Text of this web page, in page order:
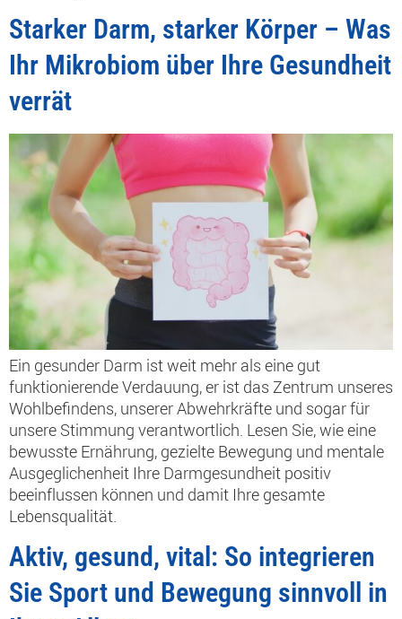
Starker Darm, starker Körper – Was
Ihr Mikrobiom über Ihre Gesundheit
verrät
Ein gesunder Darm ist weit mehr als eine gut
funktionierende Verdauung, er ist das Zentrum unseres
Wohlbefindens, unserer Abwehrkräfte und sogar für
unsere Stimmung verantwortlich. Lesen Sie, wie eine
bewusste Ernährung, gezielte Bewegung und mentale
Ausgeglichenheit Ihre Darmgesundheit positiv
beeinflussen können und damit Ihre gesamte
Lebensqualität.
Aktiv, gesund, vital: So integrieren
Sie Sport und Bewegung sinnvoll in